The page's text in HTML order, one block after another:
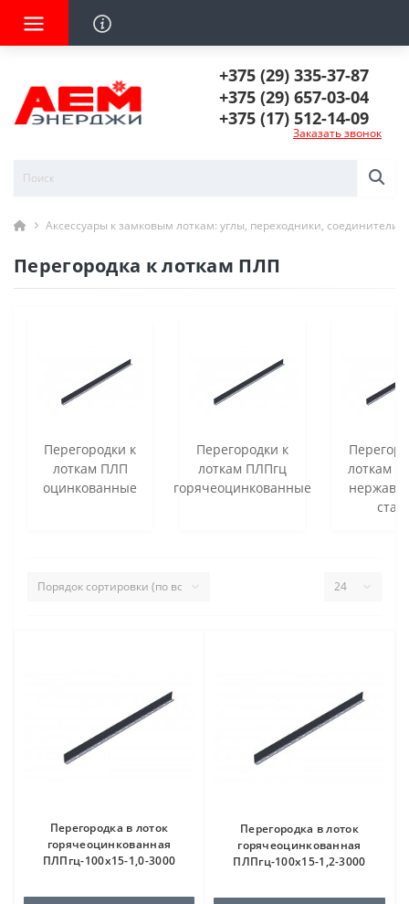
+375 (29) 335-37-87
+375 (29) 657-03-04
+375 (17) 512-14-09
Заказать звонок
Аксессуары к замковым лоткам: углы, переходники, соединители
Перегородка к лоткам ПЛП
Перегородки к
лоткам ПЛП
оцинкованные
Перегородки к
лоткам ПЛПгц
горячеоцинкованные
лоткам
Перегородка в лоток
горячеоцинкованная
ПЛПгц-100х15-1,0-3000
Перегородка в лоток
горячеоцинкованная
ПЛПгц-100х15-1,2-3000